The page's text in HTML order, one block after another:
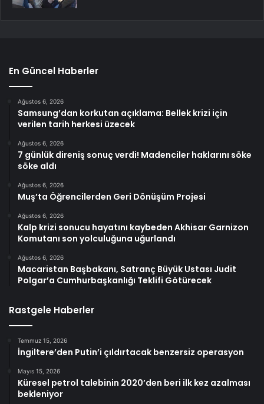
En Güncel Haberler
Ağustos 6, 2026
Samsung’dan korkutan açıklama: Bellek krizi için
verilen tarih herkesi üzecek
Ağustos 6, 2026
7 günlük direniş sonuç verdi! Madenciler haklarını söke
söke aldı
Ağustos 6, 2026
Muş’ta Öğrencilerden Geri Dönüşüm Projesi
Ağustos 6, 2026
Kalp krizi sonucu hayatını kaybeden Akhisar Garnizon
Komutanı son yolculuğuna uğurlandı
Ağustos 6, 2026
Macaristan Başbakanı, Satranç Büyük Ustası Judit
Polgar’a Cumhurbaşkanlığı Teklifi Götürecek
Rastgele Haberler
Temmuz 15, 2026
İngiltere’den Putin’i çıldırtacak benzersiz operasyon
Mayıs 15, 2026
Küresel petrol talebinin 2020’den beri ilk kez azalması
bekleniyor